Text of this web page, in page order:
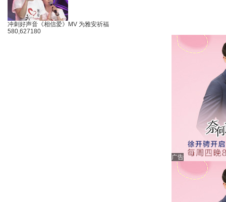
冲刺好声音《相信爱》MV 为雅安祈福
580,627180
广告